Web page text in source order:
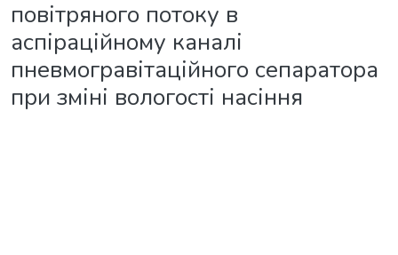
повітряного потоку в
аспіраційному каналі
пневмогравітаційного сепаратора
при зміні вологості насіння